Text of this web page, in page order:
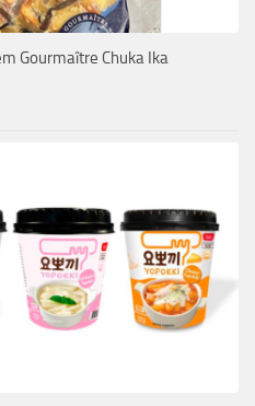
Gourmaître Chuka Ika